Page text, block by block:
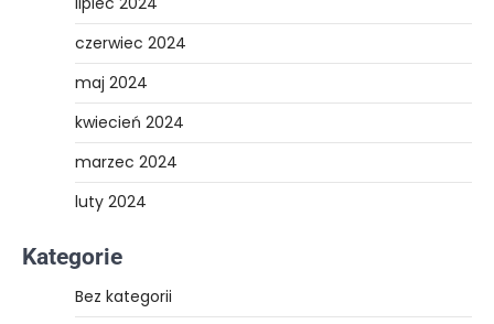
czerwiec 2024
maj 2024
kwiecień 2024
marzec 2024
luty 2024
Kategorie
Bez kategorii